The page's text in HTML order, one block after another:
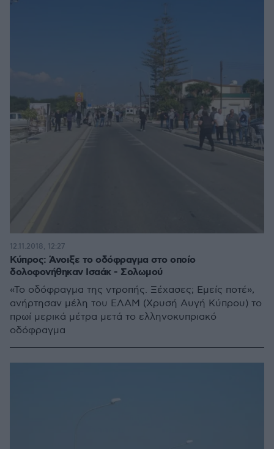
Κύπρος: Άνοιξε το οδόφραγμα στο οποίο
δολοφονήθηκαν Ισαάκ - Σολωμού
«Το οδόφραγμα της ντροπής. Ξέχασες; Εμείς ποτέ»,
ανήρτησαν μέλη του ΕΛΑΜ (Χρυσή Αυγή Κύπρου) το
πρωί μερικά μέτρα μετά το ελληνοκυπριακό
οδόφραγμα
12.11.2018, 12:27